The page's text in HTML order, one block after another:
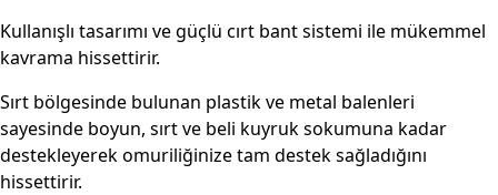
Kullanışlı tasarımı ve güçlü cırt bant sistemi ile mükemmel
kavrama hissettirir.
Sırt bölgesinde bulunan plastik ve metal balenleri
sayesinde boyun, sırt ve beli kuyruk sokumuna kadar
destekleyerek omuriliğinize tam destek sağladığını
hissettirir.